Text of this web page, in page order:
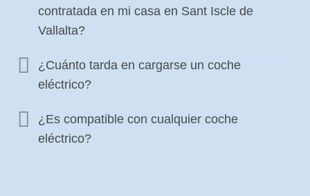
contratada en mi casa en Sant Iscle de
Vallalta?
¿Cuánto tarda en cargarse un coche
eléctrico?
¿Es compatible con cualquier coche
eléctrico?